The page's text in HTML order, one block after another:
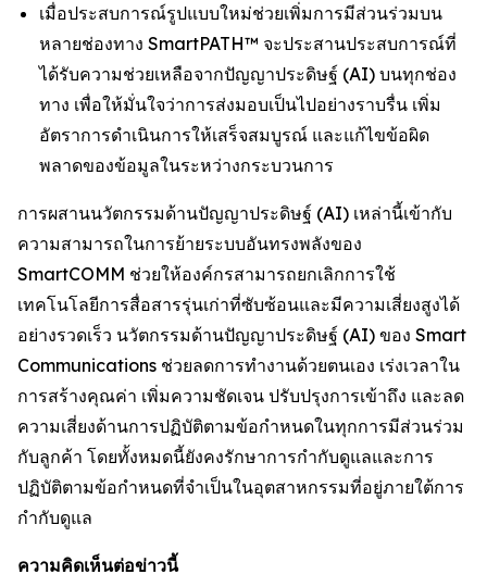
เมื่อประสบการณ์รูปแบบใหม่ช่วยเพิ่มการมีส่วนร่วมบน
หลายช่องทาง SmartPATH™ จะประสานประสบการณ์ที่
ได้รับความช่วยเหลือจากปัญญาประดิษฐ์ (AI) บนทุกช่อง
ทาง เพื่อให้มั่นใจว่าการส่งมอบเป็นไปอย่างราบรื่น เพิ่ม
อัตราการดำเนินการให้เสร็จสมบูรณ์ และแก้ไขข้อผิด
พลาดของข้อมูลในระหว่างกระบวนการ
การผสานนวัตกรรมด้านปัญญาประดิษฐ์ (AI) เหล่านี้เข้ากับ
ความสามารถในการย้ายระบบอันทรงพลังของ
SmartCOMM ช่วยให้องค์กรสามารถยกเลิกการใช้
เทคโนโลยีการสื่อสารรุ่นเก่าที่ซับซ้อนและมีความเสี่ยงสูงได้
อย่างรวดเร็ว นวัตกรรมด้านปัญญาประดิษฐ์ (AI) ของ Smart
Communications ช่วยลดการทำงานด้วยตนเอง เร่งเวลาใน
การสร้างคุณค่า เพิ่มความชัดเจน ปรับปรุงการเข้าถึง และลด
ความเสี่ยงด้านการปฏิบัติตามข้อกำหนดในทุกการมีส่วนร่วม
กับลูกค้า โดยทั้งหมดนี้ยังคงรักษาการกำกับดูแลและการ
ปฏิบัติตามข้อกำหนดที่จำเป็นในอุตสาหกรรมที่อยู่ภายใต้การ
กำกับดูแล
ความคิดเห็นต่อข่าวนี้